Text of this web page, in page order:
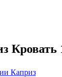
Каприз